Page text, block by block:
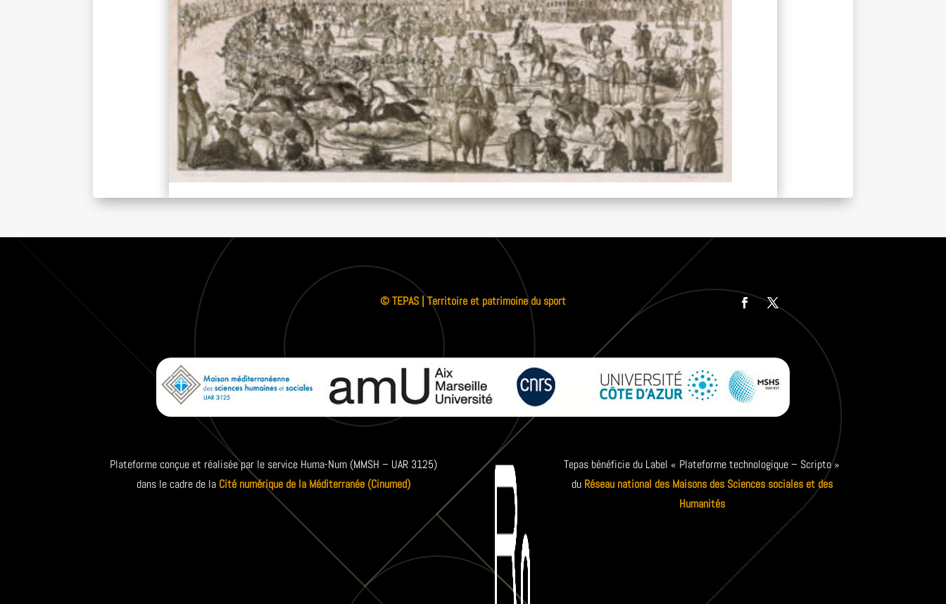
© TEPAS | Territoire et patrimoine du sport
Plateforme conçue et réalisée par le service Huma-Num (MMSH – UAR 3125)
dans le cadre de la Cité numérique de la Méditerranée (Cinumed)
Tepas bénéficie du Label « Plateforme technologique – Scripto »
du Réseau national des Maisons des Sciences sociales et des
Humanités